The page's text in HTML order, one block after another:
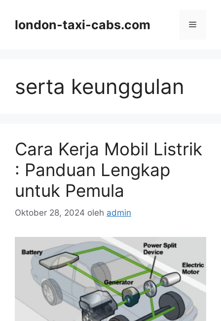
london-taxi-cabs.com Menu
serta keunggulan
Cara Kerja Mobil Listrik
: Panduan Lengkap
untuk Pemula
Oktober 28, 2024 oleh admin